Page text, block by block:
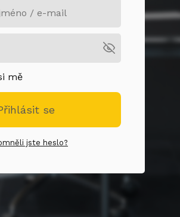
mě
se
jste heslo?